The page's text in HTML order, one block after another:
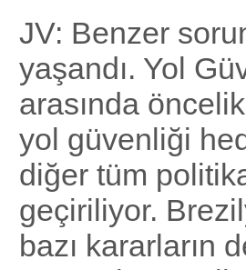
JV: Benzer
yaşandı. Yol
arasında
yol güvenliği
diğer tüm
geçiriliyor.
bazı kararların